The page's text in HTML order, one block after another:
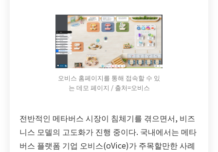
오비스 홈페이지를 통해 접속할 수 있
는 데모 페이지 / 출처=오비스
전반적인 메타버스 시장이 침체기를 겪으면서, 비즈
니스 모델의 고도화가 진행 중이다. 국내에서는 메타
버스 플랫폼 기업 오비스(oVice)가 주목할만한 사례